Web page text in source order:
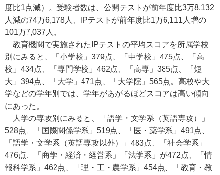
度比1点減）。受験者数は、公開テストが前年度比3万8,132
人減の74万6,178人、IPテストが前年度比1万6,111人増の
101万7,037人。
教育機関で実施されたIPテストの平均スコアを所属学校
別にみると、「小学校」379点、「中学校」475点、「高
校」434点、「専門学校」462点、「高専」385点、「短
大」394点、「大学」471点、「大学院」565点。高校や大
学などの学年別では、学年があがるほどスコアは高い傾向
にあった。
大学の専攻別にみると、「語学・文学系（英語専攻）」
528点、「国際関係学系」519点、「医・薬学系」491点、
「語学・文学系（英語専攻以外）」483点、「社会学系」
476点、「商学・経済・経営系」「法学系」が472点、「情
報科学系」462点、「理・工・農学系」454点、「教育・教